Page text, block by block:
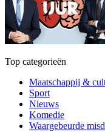
Top categorieën
Maatschappij &
Sport
Nieuws
Komedie
Waargebeurde